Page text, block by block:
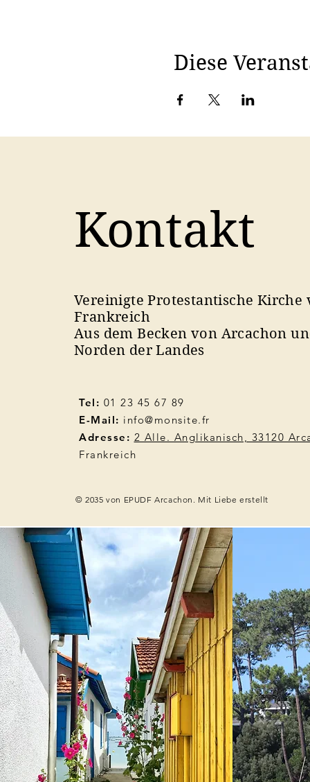
Diese
Kontakt
Vereinigte Protestantische Kirche
Frankreich
Aus dem Becken von Arcachon
Norden der Landes
Tel: 01 23 45 67 89
E-Mail: info@monsite.fr
Adresse: 2 Alle. Anglikanisch, 33120
Frankreich
© 2035 von EPUDF Arcachon. Mit Liebe erstellt